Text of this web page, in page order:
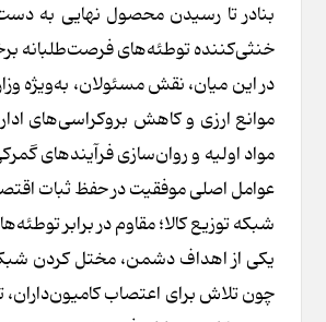
بنادر تا رسیدن محصول نهایی به
خنثی‌کننده توطئه‌های فرصت‌طلبانه
در این میان، نقش مسئولان، به‌ویژه
موانع ارزی و کاهش بروکراسی‌های
مواد اولیه و روان‌سازی فرآیندهای
عوامل اصلی موفقیت در حفظ ثبات
شبکه توزیع کالا؛ مقاوم در برابر توطئه‌ها
یکی از اهداف دشمن، مختل کردن شبکه
چون تلاش برای اعتصاب کامیون‌داران،